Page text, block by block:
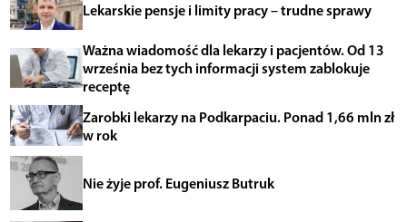
Lekarskie pensje i limity pracy – trudne sprawy
Ważna wiadomość dla lekarzy i pacjentów. Od 13
września bez tych informacji system zablokuje
receptę
Zarobki lekarzy na Podkarpaciu. Ponad 1,66 mln zł
w rok
Nie żyje prof. Eugeniusz Butruk